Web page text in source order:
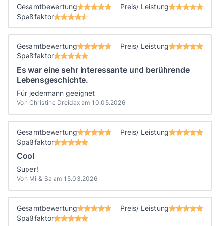
Gesamtbewertung
Preis/ Leistung
Spaßfaktor
Gesamtbewertung
Preis/ Leistung
Spaßfaktor
Es war eine sehr interessante und berührende
Lebensgeschichte.
Für jedermann geeignet
Von Christine Dreidax am 10.05.2026
Gesamtbewertung
Preis/ Leistung
Spaßfaktor
Cool
Super!
Von Mi & Sa am 15.03.2026
Gesamtbewertung
Preis/ Leistung
Spaßfaktor